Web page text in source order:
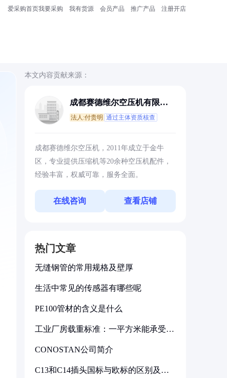
爱采购首页我要采购 我有货源 会员产品 推广产品 注册开店
本文内容贡献来源：
成都赛德维尔空压机有限公
法人:付贵明 通过主体资质核查
成都赛德维尔空压机，2011年成立于金牛
区，专业提供压缩机等20余种空压机配件，
经验丰富，权威可靠，服务全面。
在线咨询 查看店铺
热门文章
无缝钢管的常用规格及壁厚
生活中常见的传感器有哪些呢
PE100管材的含义是什么
工业厂房载重标准：一平方米能承受多
CONOSTAN公司简介
C13和C14插头国标与欧标的区别及其